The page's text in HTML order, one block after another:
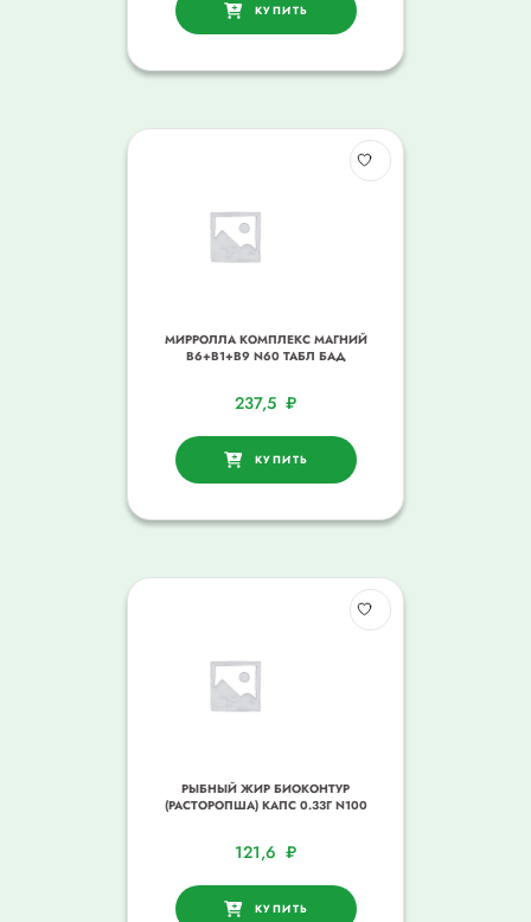
КУПИТЬ
МИРРОЛЛА КОМПЛЕКС МАГНИЙ
В6+В1+В9 N60 ТАБЛ БАД
237,5 ₽
КУПИТЬ
РЫБНЫЙ ЖИР БИОКОНТУР
(РАСТОРОПША) КАПС 0.33Г N100
121,6 ₽
КУПИТЬ